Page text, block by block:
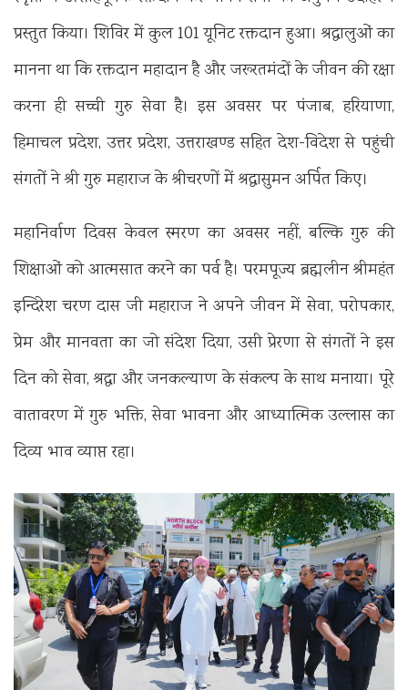
प्रस्तुत किया। शिविर में कुल 101 यूनिट रक्तदान हुआ। श्रद्धालुओं का
मानना था कि रक्तदान महादान है और जरूरतमंदों के जीवन की रक्षा
करना ही सच्ची गुरु सेवा है। इस अवसर पर पंजाब, हरियाणा,
हिमाचल प्रदेश, उत्तर प्रदेश, उत्तराखण्ड सहित देश-विदेश से पहुंची
संगतों ने श्री गुरु महाराज के श्रीचरणों में श्रद्धासुमन अर्पित किए।
महानिर्वाण दिवस केवल स्मरण का अवसर नहीं, बल्कि गुरु की
शिक्षाओं को आत्मसात करने का पर्व है। परमपूज्य ब्रह्मलीन श्रीमहंत
इन्दिरेश चरण दास जी महाराज ने अपने जीवन में सेवा, परोपकार,
प्रेम और मानवता का जो संदेश दिया, उसी प्रेरणा से संगतों ने इस
दिन को सेवा, श्रद्धा और जनकल्याण के संकल्प के साथ मनाया। पूरे
वातावरण में गुरु भक्ति, सेवा भावना और आध्यात्मिक उल्लास का
दिव्य भाव व्याप्त रहा।